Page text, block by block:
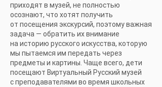
приходят в музей, не полностью
осознают, что хотят получить
от посещения экскурсий, поэтому важная
задача — обратить их внимание
на историю русского искусства, которую
мы пытаемся им передать через
предметы и картины. Чаще всего, дети
посещают Виртуальный Русский музей
с преподавателями во время школьных